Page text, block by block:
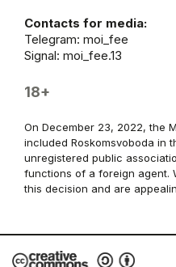
Contacts for media:
Telegram: moi_fee
Signal: moi_fee.13
18+
On December 23, 2022, the
included Roskomsvoboda in
unregistered public
functions of a foreign agent.
this decision and are